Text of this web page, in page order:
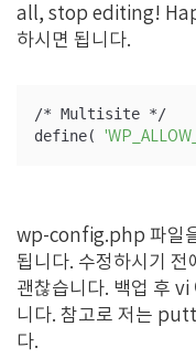
all, stop editing!
하시면 됩니다.
/* Multisite */
define(
wp-config.php 파일
됩니다. 수정하시기 전
괜찮습니다. 백업 후
니다. 참고로 저는
다.